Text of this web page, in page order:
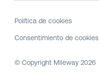
Política de cookies
Consentimiento de cookies
© Copyright Mileway 2026